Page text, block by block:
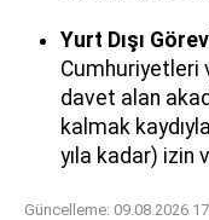
Yurt Dışı
Cumhuriyetleri
davet alan
kalmak
yıla kadar) izin
Güncelleme: 09.08.2026